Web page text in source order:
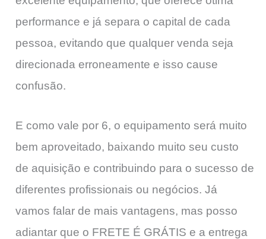
performance e já separa o capital de cada
pessoa, evitando que qualquer venda seja
direcionada erroneamente e isso cause
confusão.
E como vale por 6, o equipamento será muito
bem aproveitado, baixando muito seu custo
de aquisição e contribuindo para o sucesso de
diferentes profissionais ou negócios. Já
vamos falar de mais vantagens, mas posso
adiantar que o FRETE É GRÁTIS e a entrega